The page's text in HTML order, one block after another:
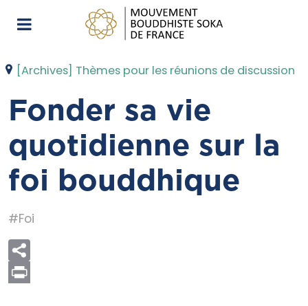
[Archives] Thèmes pour les réunions de discussion
Fonder sa vie
quotidienne sur la
foi bouddhique
#Foi